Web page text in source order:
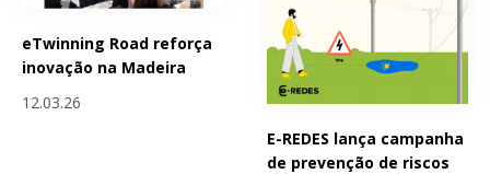
eTwinning Road reforça
inovação na Madeira
12.03.26
E-REDES lança campanha
de prevenção de riscos